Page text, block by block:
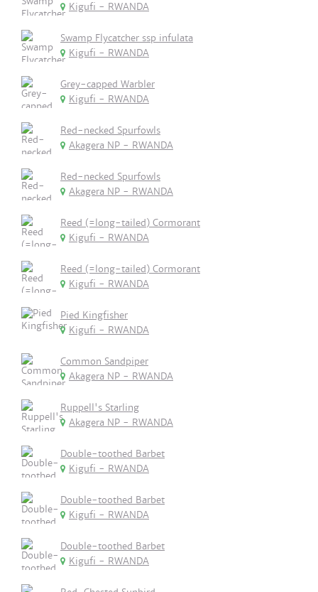
Kigufi - RWANDA
Swamp Flycatcher ssp infulata
Kigufi - RWANDA
Grey-capped Warbler
Kigufi - RWANDA
Red-necked Spurfowls
Akagera NP - RWANDA
Red-necked Spurfowls
Akagera NP - RWANDA
Reed (=long-tailed) Cormorant
Kigufi - RWANDA
Reed (=long-tailed) Cormorant
Kigufi - RWANDA
Pied Kingfisher
Kigufi - RWANDA
Common Sandpiper
Akagera NP - RWANDA
Ruppell's Starling
Akagera NP - RWANDA
Double-toothed Barbet
Kigufi - RWANDA
Double-toothed Barbet
Kigufi - RWANDA
Double-toothed Barbet
Kigufi - RWANDA